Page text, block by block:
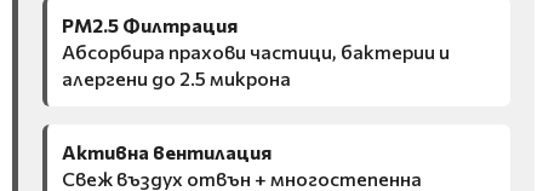
PM2.5 Филтрация
Абсорбира прахови частици, бактерии и
алергени до 2.5 микрона
Активна вентилация
Свеж въздух отвън + многостепенна